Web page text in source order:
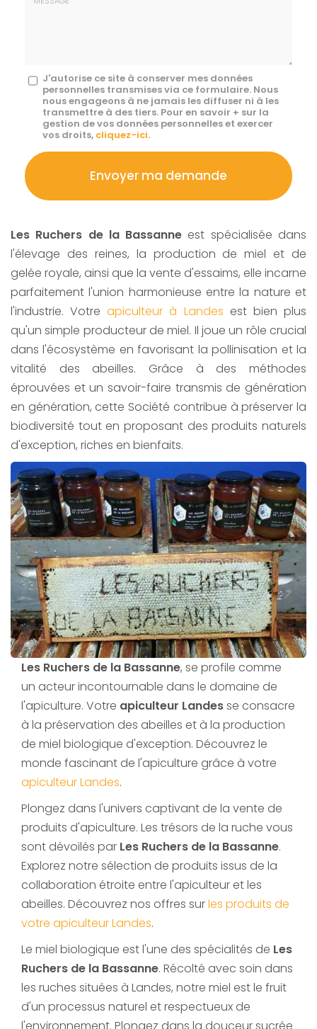
Message
J'autorise ce site à conserver mes données
personnelles transmises via ce formulaire. Nous
nous engageons à ne jamais les diffuser ni à les
transmettre à des tiers. Pour en savoir + sur la
gestion de vos données personnelles et exercer
vos droits, cliquez-ici.
Acceptation
RGPD
*
Envoyer ma demande
Les Ruchers de la Bassanne est spécialisée dans
l'élevage des reines, la production de miel et de
gelée royale, ainsi que la vente d'essaims, elle incarne
parfaitement l'union harmonieuse entre la nature et
l'industrie. Votreapiculteur à Landes est bien plus
qu'un simple producteur de miel. Il joue un rôle crucial
dans l'écosystème en favorisant la pollinisation et la
vitalité des abeilles. Grâce à des méthodes
éprouvées et un savoir-faire transmis de génération
en génération, cette Société contribue à préserver la
biodiversité tout en proposant des produits naturels
d'exception, riches en bienfaits.
Les Ruchers de la Bassanne, se profile comme
un acteur incontournable dans le domaine de
l'apiculture. Votre apiculteur Landesse consacre
à la préservation des abeilles et à la production
de miel biologique d'exception. Découvrez le
monde fascinant de l'apiculture grâce à votre
apiculteur Landes.
Plongez dans l'univers captivant de la vente de
produits d'apiculture. Les trésors de la ruche vous
sont dévoilés par Les Ruchers de la Bassanne.
Explorez notre sélection de produits issus de la
collaboration étroite entre l'apiculteur et les
abeilles. Découvrez nos offres surles produits de
votre apiculteur Landes.
Le miel biologique est l'une des spécialités de Les
Ruchers de la Bassanne. Récolté avec soin dans
les ruches situées à Landes, notre miel est le fruit
d'un processus naturel et respectueux de